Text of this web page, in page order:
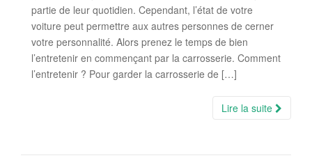
partie de leur quotidien. Cependant, l’état de votre
voiture peut permettre aux autres personnes de cerner
votre personnalité. Alors prenez le temps de bien
l’entretenir en commençant par la carrosserie. Comment
l’entretenir ? Pour garder la carrosserie de […]
Lire la suite